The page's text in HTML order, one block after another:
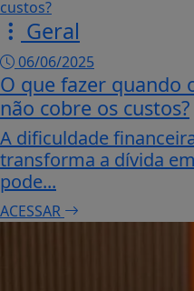
Geral
06/06/2025
O que fazer quando
não cobre os custos?
A dificuldade
transforma a dívida
pode...
ACESSAR